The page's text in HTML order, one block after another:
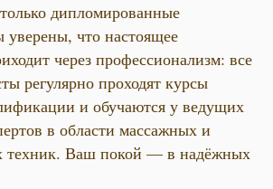
дипломированные
что настоящее
через профессионализм: все
регулярно проходят курсы
и обучаются у ведущих
в области массажных и
техник. Ваш покой — в надёжных